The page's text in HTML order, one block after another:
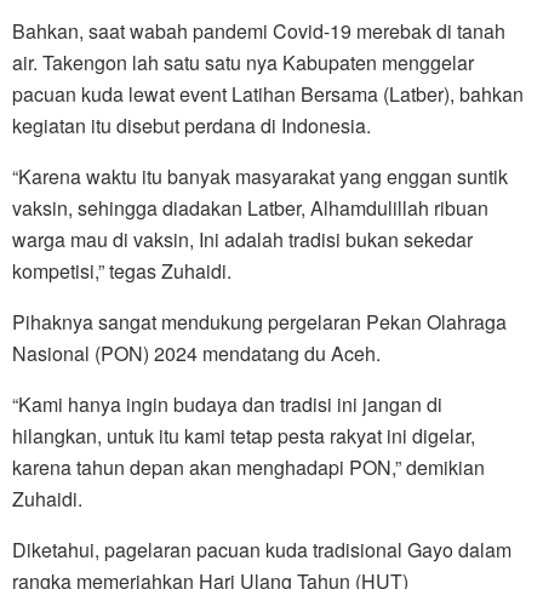
Bahkan, saat wabah pandemi Covid-19 merebak di tanah
air. Takengon lah satu satu nya Kabupaten menggelar
pacuan kuda lewat event Latihan Bersama (Latber), bahkan
kegiatan itu disebut perdana di Indonesia.
“Karena waktu itu banyak masyarakat yang enggan suntik
vaksin, sehingga diadakan Latber, Alhamdulillah ribuan
warga mau di vaksin, Ini adalah tradisi bukan sekedar
kompetisi,” tegas Zuhaidi.
Pihaknya sangat mendukung pergelaran Pekan Olahraga
Nasional (PON) 2024 mendatang du Aceh.
“Kami hanya ingin budaya dan tradisi ini jangan di
hilangkan, untuk itu kami tetap pesta rakyat ini digelar,
karena tahun depan akan menghadapi PON,” demikian
Zuhaidi.
Diketahui, pagelaran pacuan kuda tradisional Gayo dalam
rangka memeriahkan Hari Ulang Tahun (HUT)